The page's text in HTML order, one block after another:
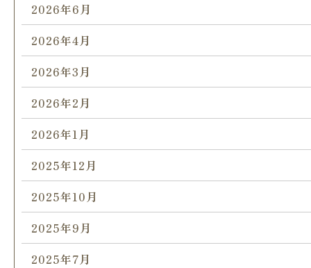
2026年6月
2026年4月
2026年3月
2026年2月
2026年1月
2025年12月
2025年10月
2025年9月
2025年7月